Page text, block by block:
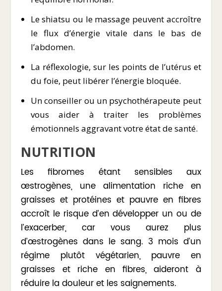
Le shiatsu ou le massage peuvent accroître
le flux d’énergie vitale dans le bas de
l’abdomen.
La réflexologie, sur les points de l’utérus et
du foie, peut libérer l’énergie bloquée.
Un conseiller ou un psychothérapeute peut
vous aider à traiter les problèmes
émotionnels aggravant votre état de santé.
NUTRITION
Les fibromes étant sensibles aux
œstrogènes, une alimentation riche en
graisses et protéines et pauvre en fibres
accroît le risque d’en développer un ou de
l’exacerber, car vous aurez plus
d’œstrogènes dans le sang. 3 mois d’un
régime plutôt végétarien, pauvre en
graisses et riche en fibres, aideront à
réduire la douleur et les saignements.